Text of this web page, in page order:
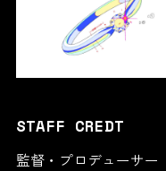
STAFF CREDT
監督・プロデューサー